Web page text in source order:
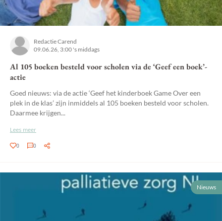
Redactie Carend
09.06.26, 3:00 's middags
Al 105 boeken besteld voor scholen via de ‘Geef een boek’-
actie
Goed nieuws: via de actie ‘Geef het kinderboek Game Over een
plek in de klas’ zijn inmiddels al 105 boeken besteld voor scholen.
Daarmee krijgen...
Lees meer
0 0
Nieuws